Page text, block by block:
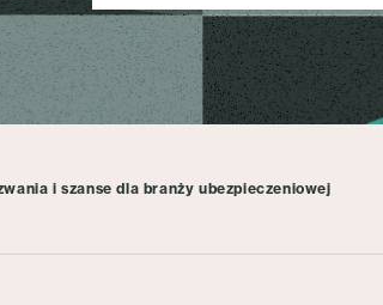
i szanse dla branży ubezpieczeniowej